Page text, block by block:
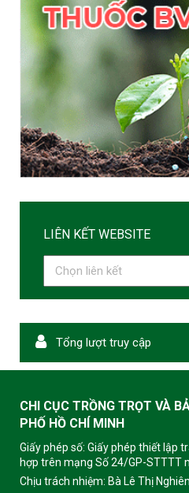
LIÊN KẾT WEBSITE
Tổng lượt truy cập
CHI CỤC TRỒNG TRỌT VÀ
PHỐ HỒ CHÍ MINH
Giấy phép số: Giấy phép thiết lập
hợp trên mạng Số 24/GP-STTTT
Chịu trách nhiệm: Bà Lê Thị